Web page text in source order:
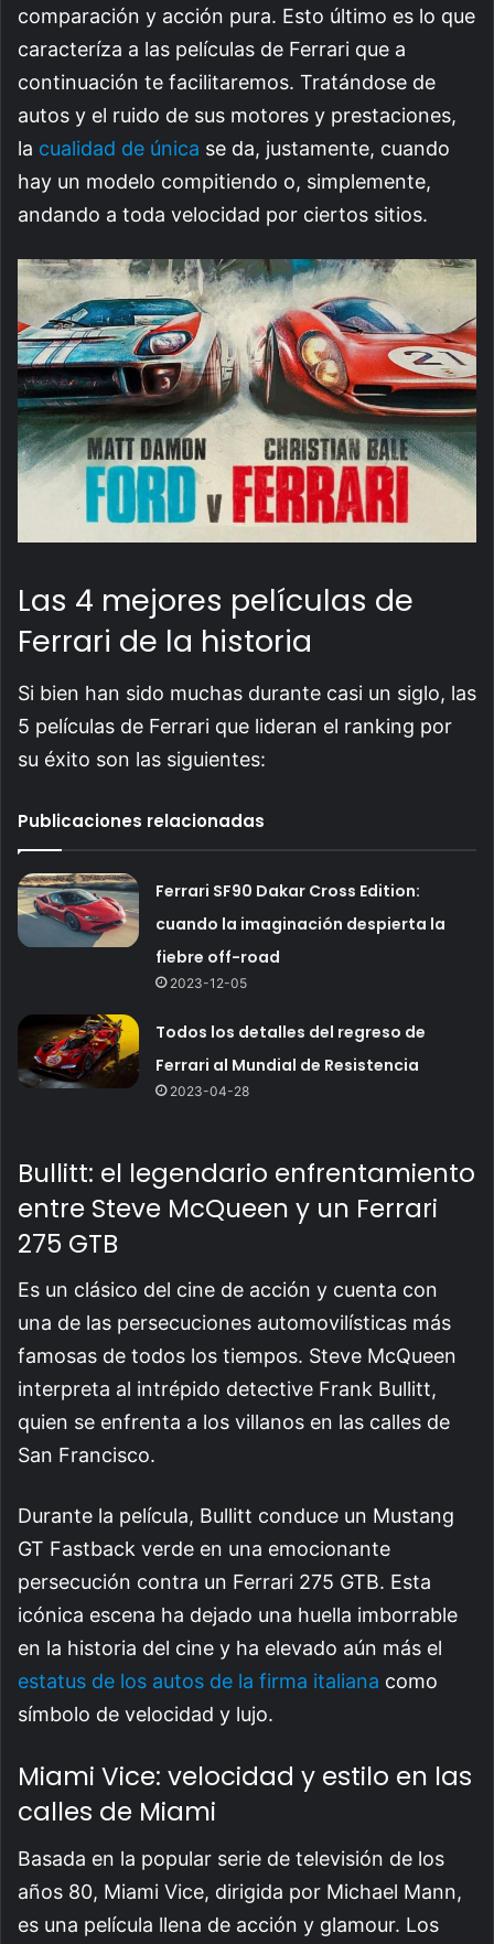
comparación y acción pura. Esto último es lo que
caracteríza a las películas de Ferrari que a
continuación te facilitaremos. Tratándose de
autos y el ruido de sus motores y prestaciones,
la cualidad de única se da, justamente, cuando
hay un modelo compitiendo o, simplemente,
andando a toda velocidad por ciertos sitios.
Las 4 mejores películas de
Ferrari de la historia
Si bien han sido muchas durante casi un siglo, las
5 películas de Ferrari que lideran el ranking por
su éxito son las siguientes:
Publicaciones relacionadas
Ferrari SF90 Dakar Cross Edition:
cuando la imaginación despierta la
fiebre off-road
2023-12-05
Todos los detalles del regreso de
Ferrari al Mundial de Resistencia
2023-04-28
Bullitt: el legendario enfrentamiento
entre Steve McQueen y un Ferrari
275 GTB
Es un clásico del cine de acción y cuenta con
una de las persecuciones automovilísticas más
famosas de todos los tiempos. Steve McQueen
interpreta al intrépido detective Frank Bullitt,
quien se enfrenta a los villanos en las calles de
San Francisco.
Durante la película, Bullitt conduce un Mustang
GT Fastback verde en una emocionante
persecución contra un Ferrari 275 GTB. Esta
icónica escena ha dejado una huella imborrable
en la historia del cine y ha elevado aún más el
estatus de los autos de la firma italiana como
símbolo de velocidad y lujo.
Miami Vice: velocidad y estilo en las
calles de Miami
Basada en la popular serie de televisión de los
años 80, Miami Vice, dirigida por Michael Mann,
es una película llena de acción y glamour. Los